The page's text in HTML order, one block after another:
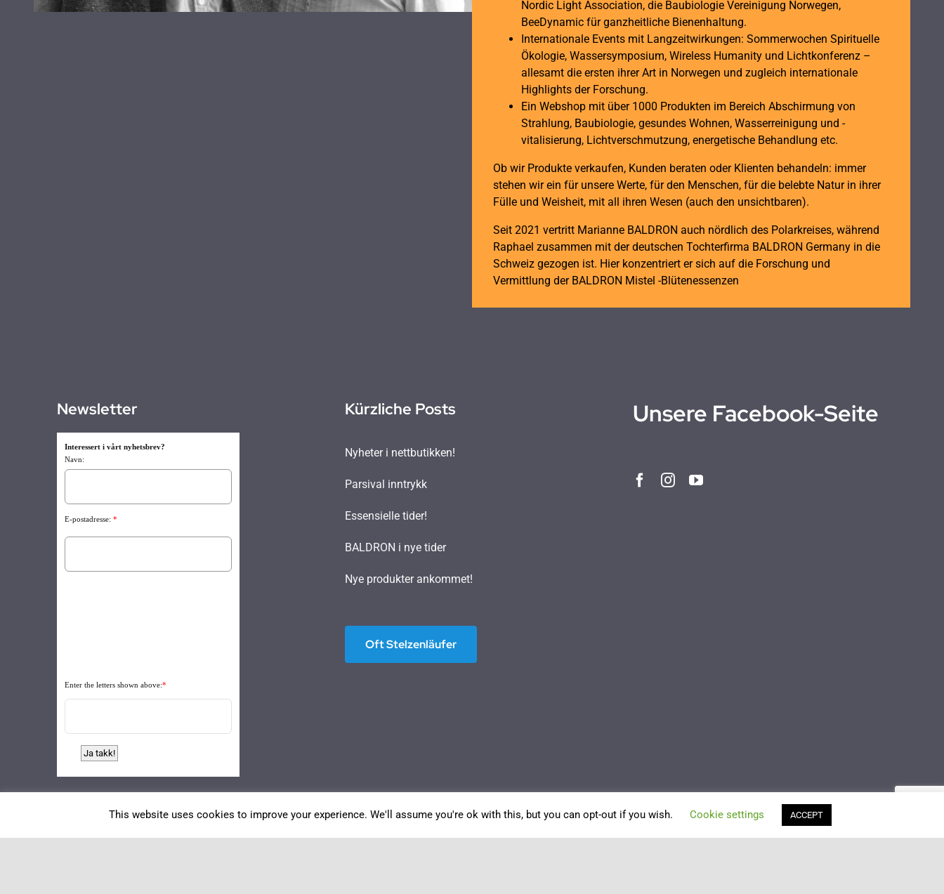
Nordic Light Association, die Baubiologie Vereinigung Norwegen,
BeeDynamic für ganzheitliche Bienenhaltung.
Internationale Events mit Langzeitwirkungen: Sommerwochen Spirituelle
Ökologie, Wassersymposium, Wireless Humanity und Lichtkonferenz –
allesamt die ersten ihrer Art in Norwegen und zugleich internationale
Highlights der Forschung.
Ein Webshop mit über 1000 Produkten im Bereich Abschirmung von
Strahlung, Baubiologie, gesundes Wohnen, Wasserreinigung und -
vitalisierung, Lichtverschmutzung, energetische Behandlung etc.
Ob wir Produkte verkaufen, Kunden beraten oder Klienten behandeln: immer
stehen wir ein für unsere Werte, für den Menschen, für die belebte Natur in ihrer
Fülle und Weisheit, mit all ihren Wesen (auch den unsichtbaren).
Seit 2021 vertritt Marianne BALDRON auch nördlich des Polarkreises, während
Raphael zusammen mit der deutschen Tochterfirma BALDRON Germany in die
Schweiz gezogen ist. Hier konzentriert er sich auf die Forschung und
Vermittlung der BALDRON Mistel -Blütenessenzen
Newsletter
Interessert i vårt nyhetsbrev?
Navn:
E-postadresse: *
Enter the letters shown above:*
Kürzliche Posts
Nyheter i nettbutikken!
Parsival inntrykk
Essensielle tider!
BALDRON i nye tider
Nye produkter ankommet!
Oft Stelzenläufer
Unsere Facebook-Seite
This website uses cookies to improve your experience. We'll assume you're ok with this, but you can opt-out if you wish. Cookie settings ACCEPT